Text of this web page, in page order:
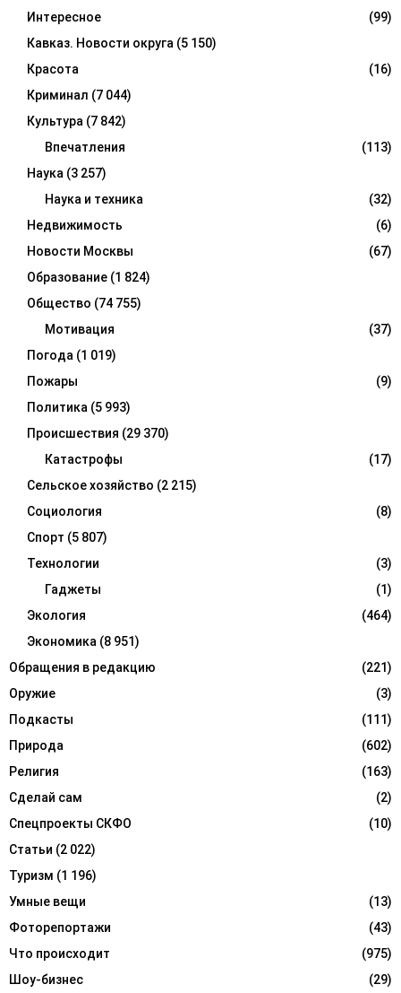
Интересное
(99)
Кавказ. Новости округа (5 150)
Красота
(16)
Криминал (7 044)
Культура (7 842)
Впечатления
(113)
Наука (3 257)
Наука и техника
(32)
Недвижимость
(6)
Новости Москвы
(67)
Образование (1 824)
Общество (74 755)
Мотивация
(37)
Погода (1 019)
Пожары
(9)
Политика (5 993)
Происшествия (29 370)
Катастрофы
(17)
Сельское хозяйство (2 215)
Социология
(8)
Спорт (5 807)
Технологии
(3)
Гаджеты
(1)
Экология
(464)
Экономика (8 951)
Обращения в редакцию
(221)
Оружие
(3)
Подкасты
(111)
Природа
(602)
Религия
(163)
Сделай сам
(2)
Спецпроекты СКФО
(10)
Статьи (2 022)
Туризм (1 196)
Умные вещи
(13)
Фоторепортажи
(43)
Что происходит
(975)
Шоу-бизнес
(29)